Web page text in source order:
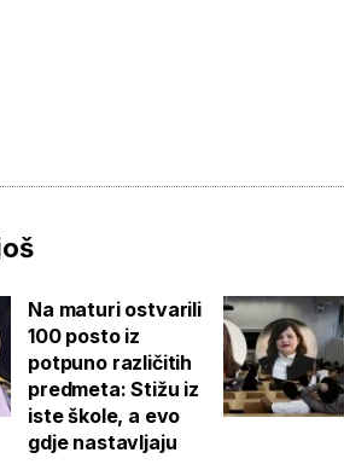
Na maturi ostvarili
100 posto iz
potpuno različitih
predmeta: Stižu iz
iste škole, a evo
gdje nastavljaju